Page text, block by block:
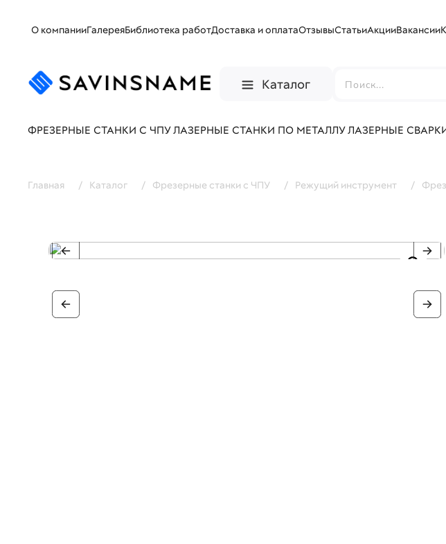
О компанииГалереяБиблиотека работДоставка и оплатаОтзывыСтатьиАкцииВакансии
Каталог
ФРЕЗЕРНЫЕ СТАНКИ С ЧПУЛАЗЕРНЫЕ СТАНКИ ПО МЕТАЛЛУЛАЗЕРНЫЕ
Главная / Каталог / Фрезерные станки с ЧПУ / Режущий инструмент /